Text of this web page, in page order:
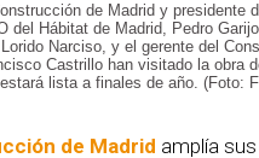
de Madrid y presidente
del Hábitat de Madrid, Pedro
Narciso, y el gerente del
Castrillo han visitado la obra
lista a finales de año. (Foto:
de Madrid amplía